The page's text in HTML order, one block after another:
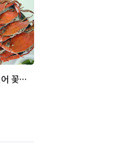
서천 홍원항 자연산 전어 꽃게 축제